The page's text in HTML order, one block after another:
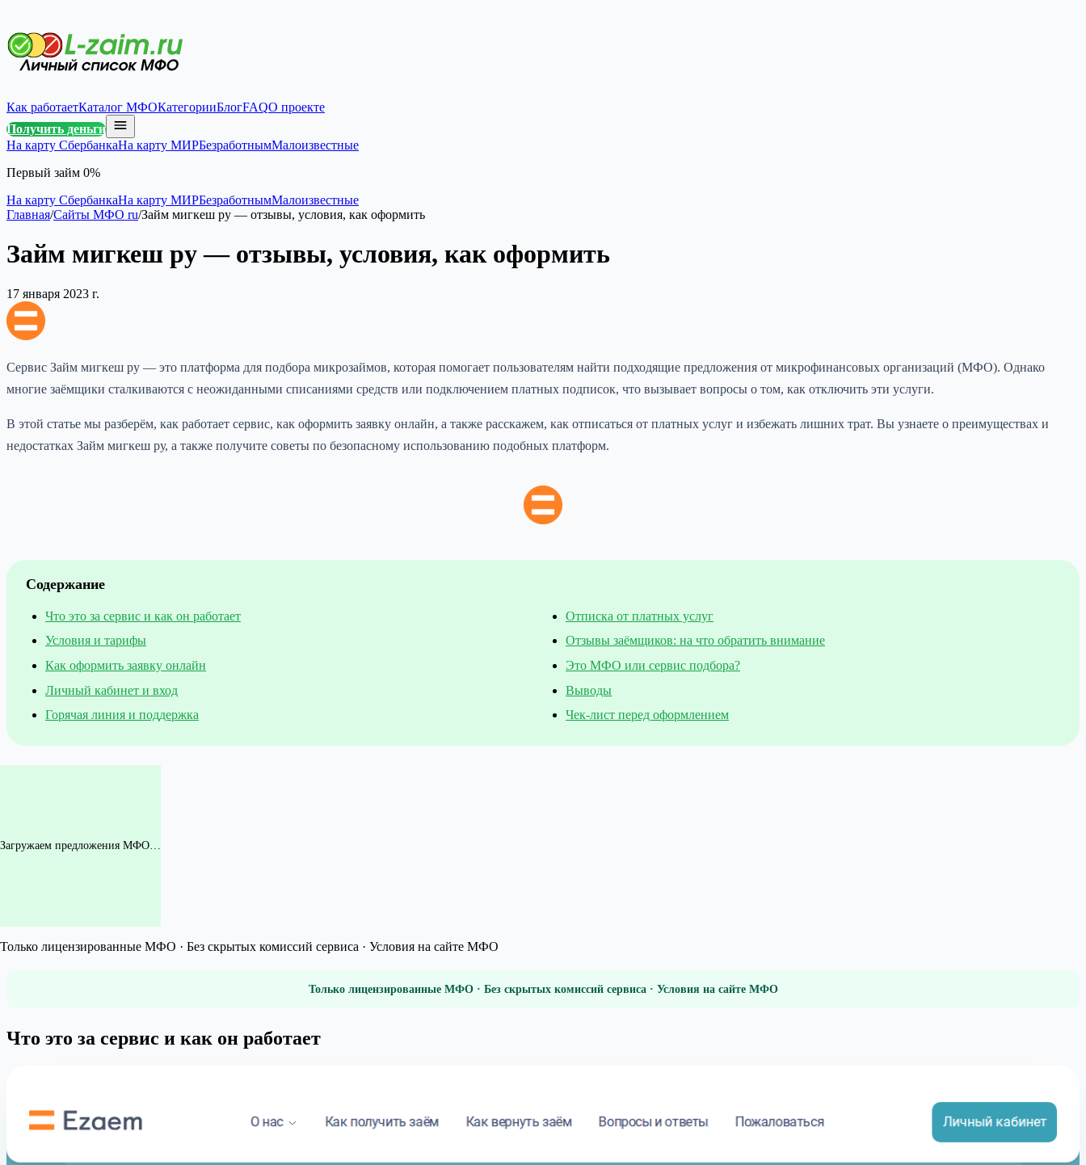
Как работаетКаталог МФОКатегорииБлогFAQО проекте
Получить деньги
На карту СбербанкаНа карту МИРБезработнымМалоизвестные
Первый займ 0%
На карту СбербанкаНа карту МИРБезработнымМалоизвестные
Главная/Сайты МФО ru/Займ мигкеш ру — отзывы, условия, как оформить
Займ мигкеш ру — отзывы, условия, как оформить
17 января 2023 г.
Сервис Займ мигкеш ру — это платформа для подбора микрозаймов, которая помогает пользователям найти подходящие предложения от микрофинансовых организаций (МФО). Однако
многие заёмщики сталкиваются с неожиданными списаниями средств или подключением платных подписок, что вызывает вопросы о том, как отключить эти услуги.
В этой статье мы разберём, как работает сервис, как оформить заявку онлайн, а также расскажем, как отписаться от платных услуг и избежать лишних трат. Вы узнаете о преимуществах и
недостатках Займ мигкеш ру, а также получите советы по безопасному использованию подобных платформ.
Содержание
Что это за сервис и как он работает
Условия и тарифы
Как оформить заявку онлайн
Личный кабинет и вход
Горячая линия и поддержка
Отписка от платных услуг
Отзывы заёмщиков: на что обратить внимание
Это МФО или сервис подбора?
Выводы
Чек-лист перед оформлением
Загружаем предложения МФО…
Только лицензированные МФО · Без скрытых комиссий сервиса · Условия на сайте МФО
Только лицензированные МФО · Без скрытых комиссий сервиса · Условия на сайте МФО
Что это за сервис и как он работает